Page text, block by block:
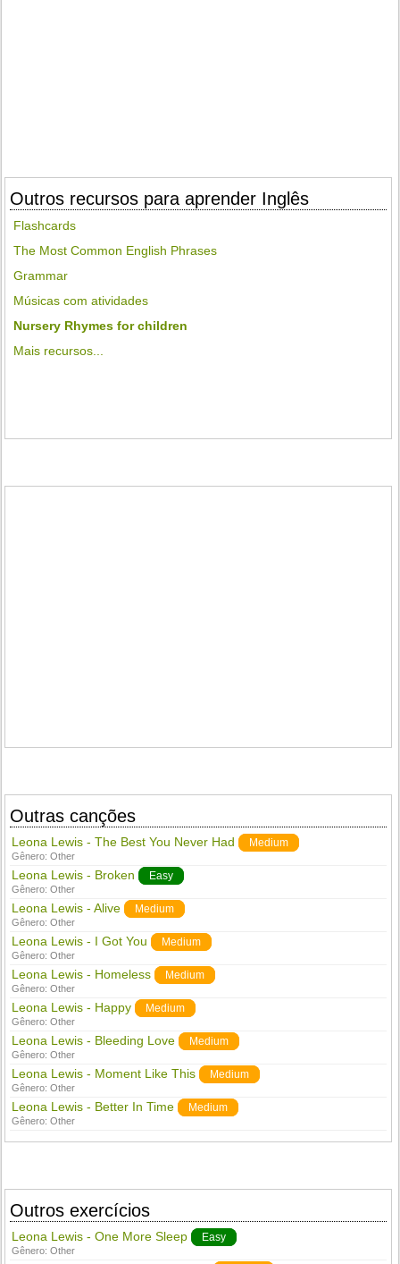
Outros recursos para aprender Inglês
Flashcards
The Most Common English Phrases
Grammar
Músicas com atividades
Nursery Rhymes for children
Mais recursos...
Outras canções
Leona Lewis - The Best You Never Had Medium
Gênero:Other
Leona Lewis - Broken Easy
Gênero:Other
Leona Lewis - Alive Medium
Gênero:Other
Leona Lewis - I Got You Medium
Gênero:Other
Leona Lewis - Homeless Medium
Gênero:Other
Leona Lewis - Happy Medium
Gênero:Other
Leona Lewis - Bleeding Love Medium
Gênero:Other
Leona Lewis - Moment Like This Medium
Gênero:Other
Leona Lewis - Better In Time Medium
Gênero:Other
Outros exercícios
Leona Lewis - One More Sleep Easy
Gênero:Other